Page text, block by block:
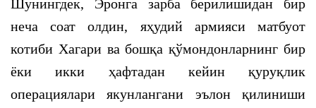
Шунингдек, Эронга зарба берилишидан бир
неча соат олдин, яҳудий армияси матбуот
котиби Хагари ва бошқа қўмондонларнинг бир
ёки икки ҳафтадан кейин қуруқлик
операциялари якунлангани эълон қилиниши